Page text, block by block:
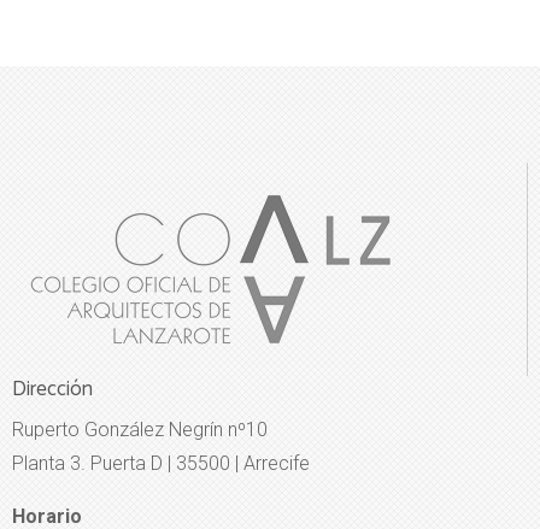
Dirección
Ruperto González Negrín nº10
Planta 3. Puerta D | 35500 | Arrecife
Horario